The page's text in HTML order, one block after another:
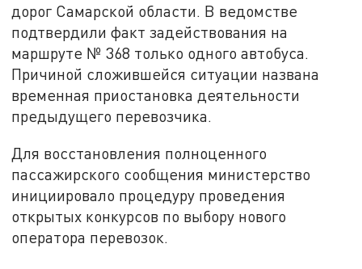
дорог Самарской области. В ведомстве
подтвердили факт задействования на
маршруте № 368 только одного автобуса.
Причиной сложившейся ситуации названа
временная приостановка деятельности
предыдущего перевозчика.
Для восстановления полноценного
пассажирского сообщения министерство
инициировало процедуру проведения
открытых конкурсов по выбору нового
оператора перевозок.